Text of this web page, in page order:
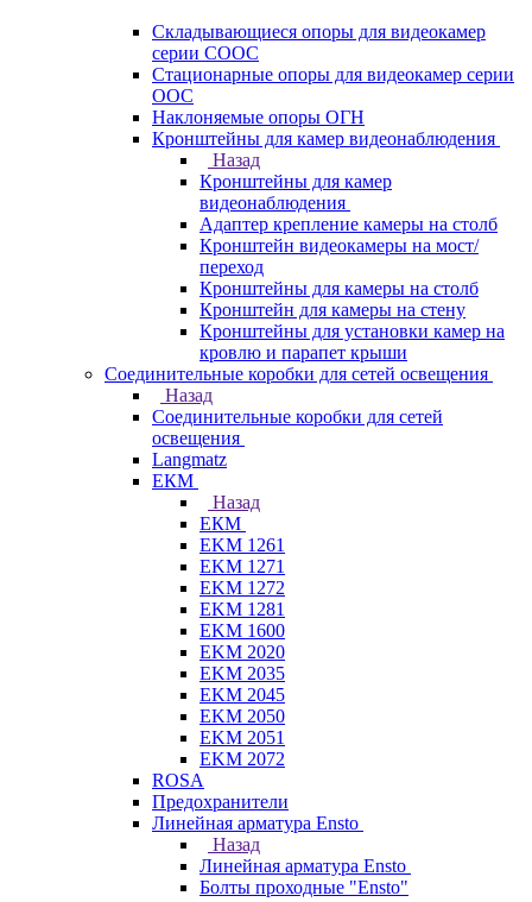
Складывающиеся опоры для видеокамер
серии СООС
Стационарные опоры для видеокамер серии
ООС
Наклоняемые опоры ОГН
Кронштейны для камер видеонаблюдения
Назад
Кронштейны для камер
видеонаблюдения
Адаптер крепление камеры на столб
Кронштейн видеокамеры на мост/
переход
Кронштейны для камеры на столб
Кронштейн для камеры на стену
Кронштейны для установки камер на
кровлю и парапет крыши
Соединительные коробки для сетей освещения
Назад
Соединительные коробки для сетей
освещения
Langmatz
ЕКМ
Назад
ЕКМ
EKM 1261
EKM 1271
EKM 1272
EKM 1281
EKM 1600
EKM 2020
EKM 2035
EKM 2045
EKM 2050
EKM 2051
EKM 2072
ROSA
Предохранители
Линейная арматура Ensto
Назад
Линейная арматура Ensto
Болты проходные "Ensto"